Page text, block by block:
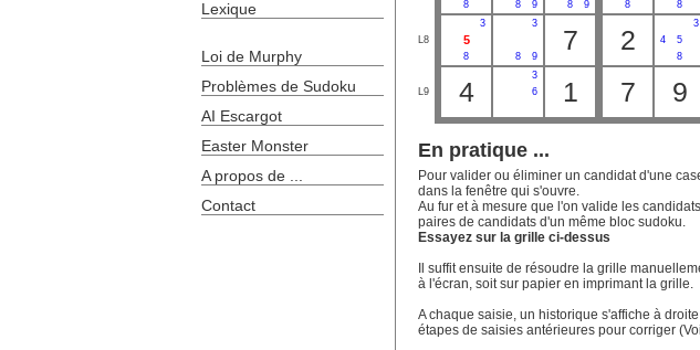
8
8
9
8
9
8
8
L8
3
5
8
3
8 9
7 2
3
4
5
8
L9 4
3
6
1 7 9
En pratique ...
Pour valider ou éliminer un candidat d'une
dans la fenêtre qui s'ouvre.
Au fur et à mesure que l'on valide les
paires de candidats d'un même bloc sudoku.
Essayez sur la grille ci-dessus
Il suffit ensuite de résoudre la grille
à l'écran, soit sur papier en imprimant la grille.
A chaque saisie, un historique s'affiche à
étapes de saisies antérieures pour corriger
Lexique
Loi de Murphy
Problèmes de Sudoku
AI Escargot
Easter Monster
A propos de ...
Contact